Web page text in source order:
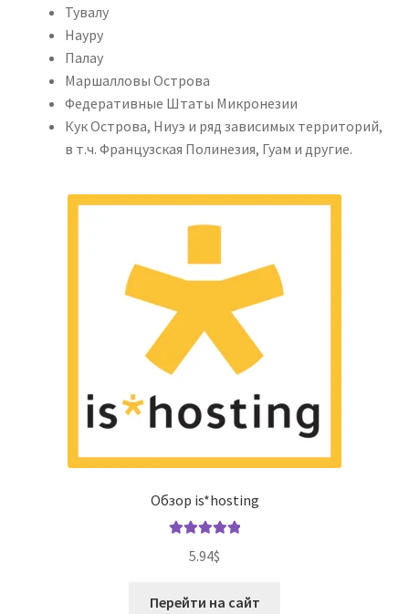
Тувалу
Науру
Палау
Маршалловы Острова
Федеративные Штаты Микронезии
Кук Острова, Ниуэ и ряд зависимых территорий,
в т.ч. Французская Полинезия, Гуам и другие.
Обзор is*hosting
из 5
5.94$
Перейти на сайт